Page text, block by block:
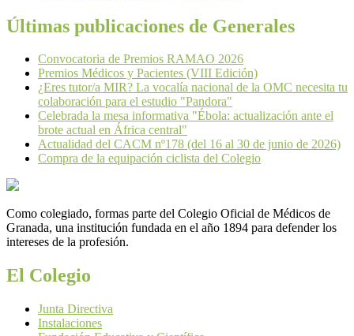
Últimas publicaciones de Generales
Convocatoria de Premios RAMAO 2026
Premios Médicos y Pacientes (VIII Edición)
¿Eres tutor/a MIR? La vocalía nacional de la OMC necesita tu
colaboración para el estudio "Pandora"
Celebrada la mesa informativa "Ébola: actualización ante el
brote actual en África central"
Actualidad del CACM nº178 (del 16 al 30 de junio de 2026)
Compra de la equipación ciclista del Colegio
Como colegiado, formas parte del Colegio Oficial de Médicos de
Granada, una institución fundada en el año 1894 para defender los
intereses de la profesión.
El Colegio
Junta Directiva
Instalaciones